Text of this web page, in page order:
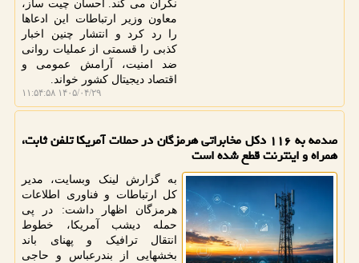
نگران می کند. احسان چیت ساز،
معاون وزیر ارتباطات این ادعاها
را رد کرد و انتشار چنین اخبار
کذبی را قسمتی از عملیات روانی
ضد امنیت، آرامش عمومی و
اقتصاد دیجیتال کشور خواند.
۱۴۰۵/۰۴/۲۹ ۱۱:۵۴:۵۸
صدمه به ۱۱۶ دکل مخابراتی هرمزگان در حملات آمریکا تلفن ثابت،
همراه و اینترنت قطع شده است
به گزارش لینک وبسایت، مدیر
کل ارتباطات و فناوری اطلاعات
هرمزگان اظهار داشت: در پی
حمله دیشب آمریکا، خطوط
انتقال ترافیک و پهنای باند
بخشهایی از بندرعباس و حاجی